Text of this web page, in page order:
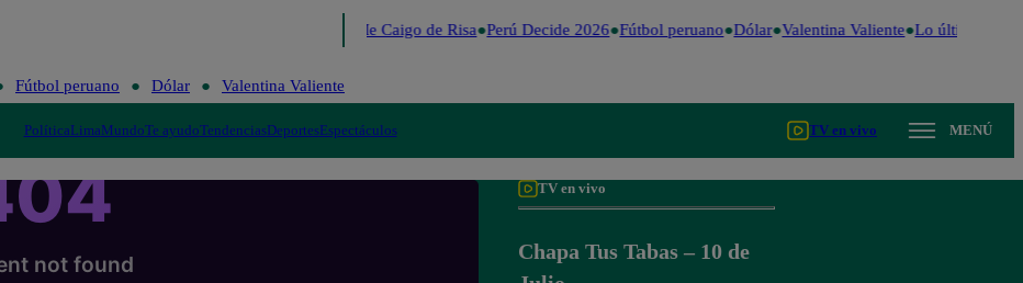
Me Caigo de Risa Perú Decide 2026 Fútbol peruano Dólar Valentina Valiente Lo último
Fútbol peruano Dólar Valentina Valiente
PolíticaLimaMundoTe ayudoTendenciasDeportesEspectáculos TV en vivo MENÚ
TV en vivo
Chapa Tus Tabas – 10 de